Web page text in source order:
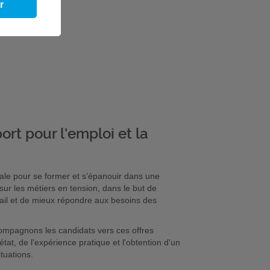
pour l'emploi et la
pour se former et s’épanouir dans une
les métiers en tension, dans le but de
et de mieux répondre aux besoins des
les candidats vers ces offres
de l'expérience pratique et l'obtention d'un